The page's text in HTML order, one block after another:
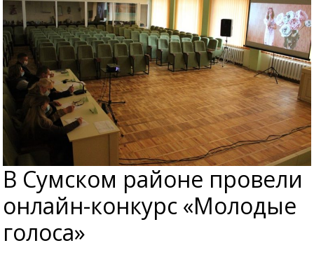
В Сумском районе провели
онлайн-конкурс «Молодые
голоса»